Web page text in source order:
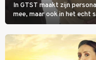
In GTST maakt zijn
mee, maar ook in het echt
vertelt hij in Adieu!